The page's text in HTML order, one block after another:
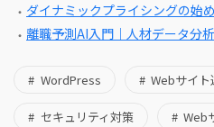
ダイナミックプライシングの始
離職予測AI入門｜人材データ分
WordPress Webサイト
セキュリティ対策 Web